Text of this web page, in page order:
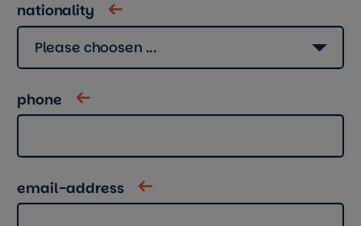
nationality
phone
email-address